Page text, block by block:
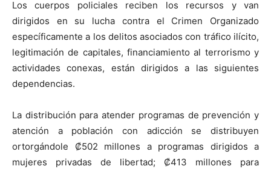
Los cuerpos policiales reciben los recursos y van
dirigidos en su lucha contra el Crimen Organizado
específicamente a los delitos asociados con tráfico ilícito,
legitimación de capitales, financiamiento al terrorismo y
actividades conexas, están dirigidos a las siguientes
dependencias.
La distribución para atender programas de prevención y
atención a población con adicción se distribuyen
ortorgándole ₡502 millones a programas dirigidos a
mujeres privadas de libertad; ₡413 millones para